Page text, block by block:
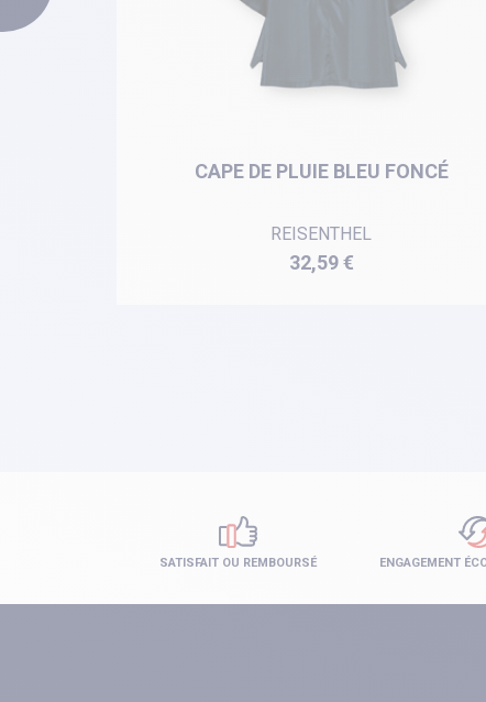
CAPE DE PLUIE BLEU FONCÉ
REISENTHEL
Prix
32,59 €
SATISFAIT OU REMBOURSÉ ENGAGEMENT